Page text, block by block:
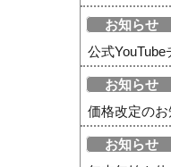
お知らせ
公式YouTube
お知らせ
価格改定の
お知らせ